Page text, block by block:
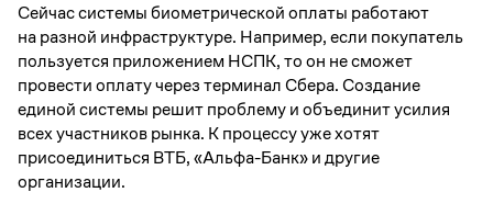
Сейчас системы биометрической оплаты работают
на разной инфраструктуре. Например, если покупатель
пользуется приложением НСПК, то он не сможет
провести оплату через терминал Сбера. Создание
единой системы решит проблему и объединит усилия
всех участников рынка. К процессу уже хотят
присоединиться ВТБ, «Альфа-Банк» и другие
организации.